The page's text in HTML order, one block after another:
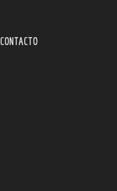
CONTACTO